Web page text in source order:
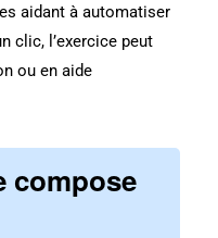
aidant à automatiser
clic, l’exercice peut
ou en aide
compose